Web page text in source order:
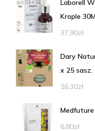
Laborell
Krople
37,90zł
Dary
x 25 sasz.
16,30zł
Medfuture
6,80zł